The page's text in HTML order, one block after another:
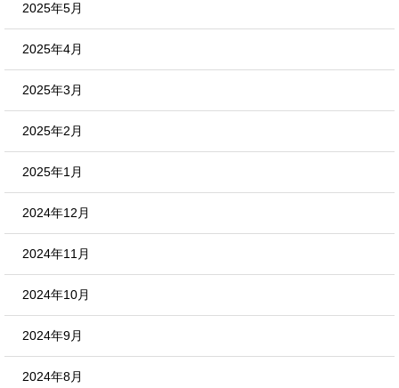
2025年5月
2025年4月
2025年3月
2025年2月
2025年1月
2024年12月
2024年11月
2024年10月
2024年9月
2024年8月